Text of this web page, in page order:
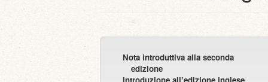
Nota introduttiva alla seconda
edizione